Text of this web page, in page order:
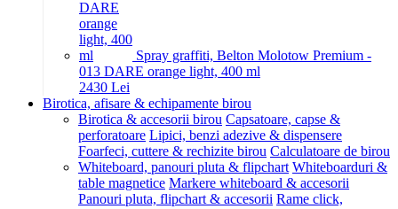
Spray graffiti, Belton Molotow Premium -
013 DARE orange light, 400 ml
2430 Lei
Birotica, afisare & echipamente birou
Birotica & accesorii birou Capsatoare, capse &
perforatoare Lipici, benzi adezive & dispensere
Foarfeci, cuttere & rechizite birou Calculatoare de birou
Whiteboard, panouri pluta & flipchart Whiteboarduri &
table magnetice Markere whiteboard & accesorii
Panouri pluta, flipchart & accesorii Rame click,